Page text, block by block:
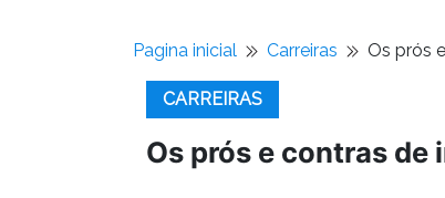
Pagina inicial Carreiras Os prós
CARREIRAS
Os prós e contras de